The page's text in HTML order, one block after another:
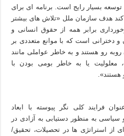
بسیار رایج است. برنامه ای برای
کند هدف سازمان ملل «تلاش های بیشتر
برابر همه از حقوق انسانی و
دخترانی است که با موانع متعددی بر
رو هستند و به خاطر عواملی مانند
معلولیت یا به خاطر بومی بودن با
هستند».
فرایند کلی نگر پیوسته با ابعاد
به منظور دستیابی به آزادی در
استراتژی ها در تحصیلات، تحقیق/